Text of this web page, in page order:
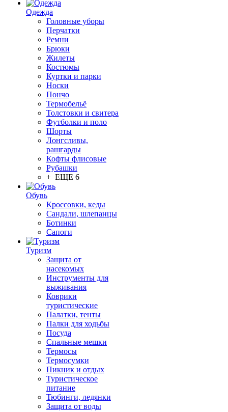
Одежда
Головные уборы
Перчатки
Ремни
Брюки
Жилеты
Костюмы
Куртки и парки
Носки
Пончо
Термобельё
Толстовки и свитера
Футболки и поло
Шорты
Лонгсливы,
рашгарды
Кофты флисовые
Рубашки
+ ЕЩЕ 6
Обувь
Кроссовки, кеды
Сандали, шлепанцы
Ботинки
Сапоги
Туризм
Защита от
насекомых
Инструменты для
выживания
Коврики
туристические
Палатки, тенты
Палки для ходьбы
Посуда
Спальные мешки
Термосы
Термосумки
Пикник и отдых
Туристическое
питание
Тюбинги, ледянки
Защита от воды